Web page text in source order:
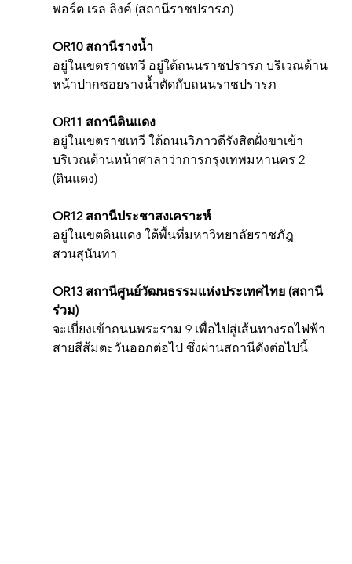
พอร์ต เรล ลิงค์ (สถานีราชปรารภ)
OR10 สถานีรางน้ำ
อยู่ในเขตราชเทวี อยู่ใต้ถนนราชปรารภ บริเวณด้าน
หน้าปากซอยรางน้ำตัดกับถนนราชปรารภ
OR11 สถานีดินแดง
อยู่ในเขตราชเทวี ใต้ถนนวิภาวดีรังสิตฝั่งขาเข้า
บริเวณด้านหน้าศาลาว่าการกรุงเทพมหานคร 2
(ดินแดง)
OR12 สถานีประชาสงเคราะห์
อยู่ในเขตดินแดง ใต้พื้นที่มหาวิทยาลัยราชภัฎ
สวนสุนันทา
OR13 สถานีศูนย์วัฒนธรรมแห่งประเทศไทย (สถานี
ร่วม)
จะเบี่ยงเข้าถนนพระราม 9 เพื่อไปสู่เส้นทางรถไฟฟ้า
สายสีส้มตะวันออกต่อไป ซึ่งผ่านสถานีดังต่อไปนี้